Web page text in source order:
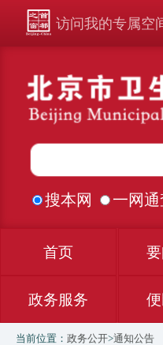
访问我的专属空
搜本网 一网通
首页
政务服务
当前位置： 政务公开>通知公告